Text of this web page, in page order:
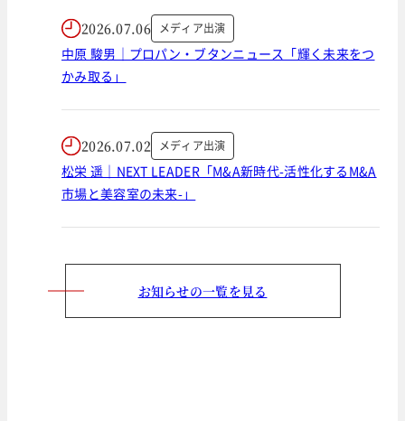
2026.07.06 メディア出演
中原 駿男｜プロパン・ブタンニュース「輝く未来をつ
かみ取る」
2026.07.02 メディア出演
松栄 遥｜NEXT LEADER「M&A新時代-活性化するM&A
市場と美容室の未来-」
お知らせの一覧を見る